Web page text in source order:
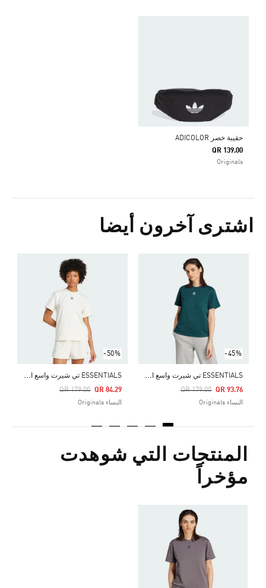
حقيبة خصر ADICOLOR
QR 139.00
Originals
اشترى آخرون أيضا
-45%
E
SSENTIALS تي شيرت واسع الأضلاع المصمم لفصل الشتاء
Price Reduced From
QR 179.00
To QR 93.76
النساء Originals
-50%
E
SSENTIALS تي شيرت واسع الأضلاع المصمم لفصل الشتاء
Price Reduced From
QR 179.00
To QR 84.29
النساء Originals
Price Reduced From
المنتجات التي شوهدت
مؤخراً